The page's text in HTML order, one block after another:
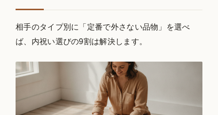
相手のタイプ別に「定番で外さない品物」を選べ
ば、内祝い選びの9割は解決します。